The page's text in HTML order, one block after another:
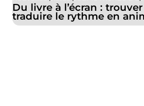
Du livre à l’écran :
traduire le rythme en